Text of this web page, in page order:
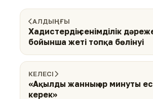
АЛДЫҢҒЫ
Хадистердің сенімділік
бойынша жеті топқа бөлінуі
КЕЛЕСІ
«Ақылды жанның әр минуты
керек»